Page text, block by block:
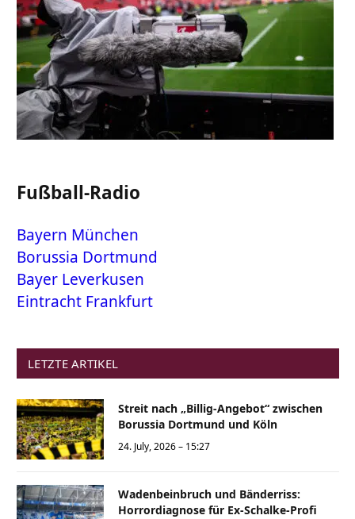
Fußball-Radio
Bayern München
Borussia Dortmund
Bayer Leverkusen
Eintracht Frankfurt
LETZTE ARTIKEL
Streit nach „Billig-Angebot“ zwischen
Borussia Dortmund und Köln
24. July, 2026 – 15:27
Wadenbeinbruch und Bänderriss:
Horrordiagnose für Ex-Schalke-Profi